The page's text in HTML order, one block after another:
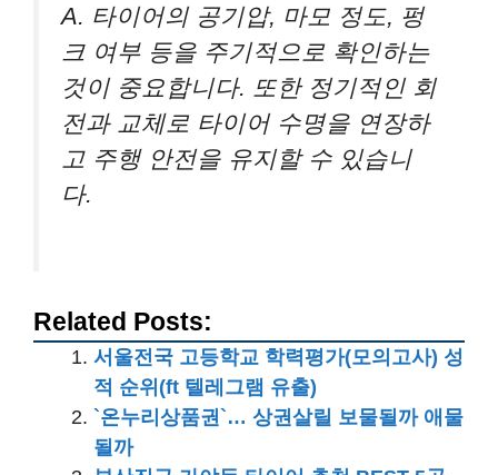
A. 타이어의 공기압, 마모 정도, 펑
크 여부 등을 주기적으로 확인하는
것이 중요합니다. 또한 정기적인 회
전과 교체로 타이어 수명을 연장하
고 주행 안전을 유지할 수 있습니
다.
Related Posts:
서울전국 고등학교 학력평가(모의고사) 성
적 순위(ft 텔레그램 유출)
`온누리상품권`… 상권살릴 보물될까 애물
될까